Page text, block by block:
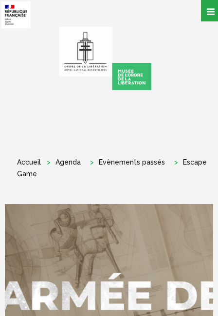
Accueil Agenda Evènements passés
Escape
Game